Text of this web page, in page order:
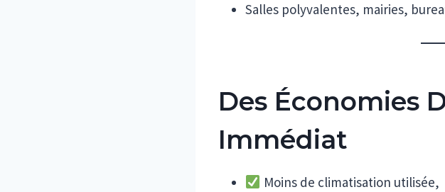
Salles polyvalentes, mairies,
Des Économies
Immédiat
Moins de climatisation utilisée,